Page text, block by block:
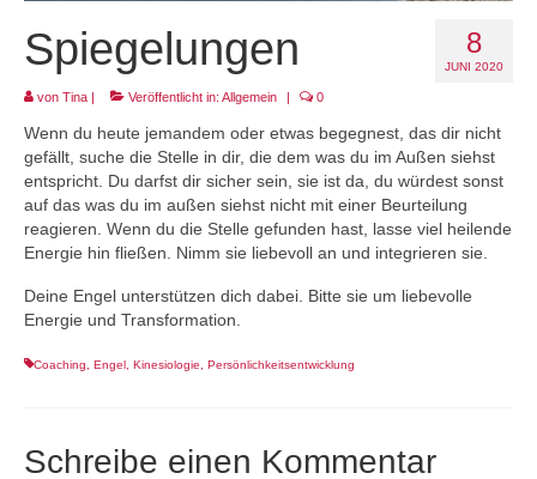
Projekt LEBEN!
8
JUNI 2020
Spiegelungen
von Tina Veröffentlicht in: Allgemein 0
Wenn du heute jemandem oder etwas begegnest, das dir nicht
gefällt, suche die Stelle in dir, die dem was du im Außen siehst
entspricht. Du darfst dir sicher sein, sie ist da, du würdest sonst
auf das was du im außen siehst nicht mit einer Beurteilung
reagieren. Wenn du die Stelle gefunden hast, lasse viel heilende
Energie hin fließen. Nimm sie liebevoll an und integrieren sie.
Deine Engel unterstützen dich dabei. Bitte sie um liebevolle
Energie und Transformation.
Coaching, Engel , Kinesiologie, Persönlichkeitsentwicklung
Schreibe einen Kommentar